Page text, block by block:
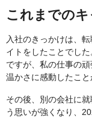
これまでの
入社のきっかけは、
イトをしたことでし
ですが、私の仕事の
温かさに感動したこと
その後、別の会社に
う思いが強くなり、